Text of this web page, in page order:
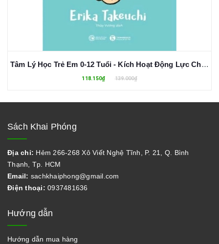
Tâm Lý Học Trẻ Em 0-12 Tuổi - Kích Hoạt Động Lực Cho Trẻ Bằng Một Câu Nói - Erika Takeuchi
118.150₫ 139.000₫
Sách Khai Phóng
Địa chỉ: Hẻm 266-268 Xô Viết Nghệ Tĩnh, P. 21, Q. Bình
Thạnh, Tp. HCM
Email: sachkhaiphong@gmail.com
Điện thoại: 0937481636
Hướng dẫn
Hướng dẫn mua hàng